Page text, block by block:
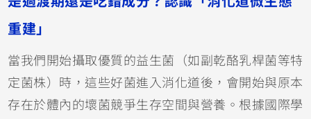
重建」
當我們開始攝取優質的益生菌（如副乾酪乳桿菌等特
定菌株）時，這些好菌進入消化道後，會開始與原本
存在於體內的壞菌競爭生存空間與營養。根據國際學